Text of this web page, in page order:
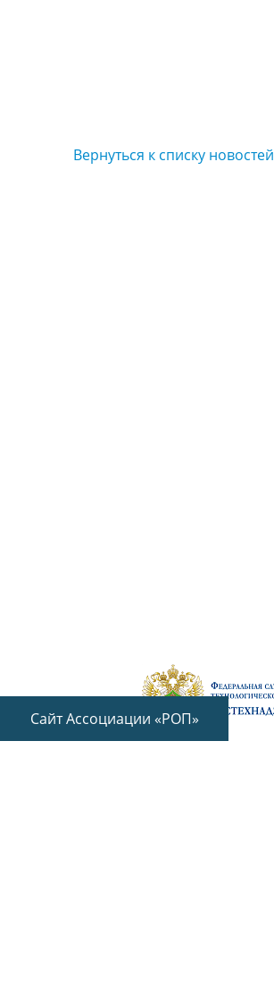
Вернуться к списку новостей
Сайт Ассоциации «РОП»